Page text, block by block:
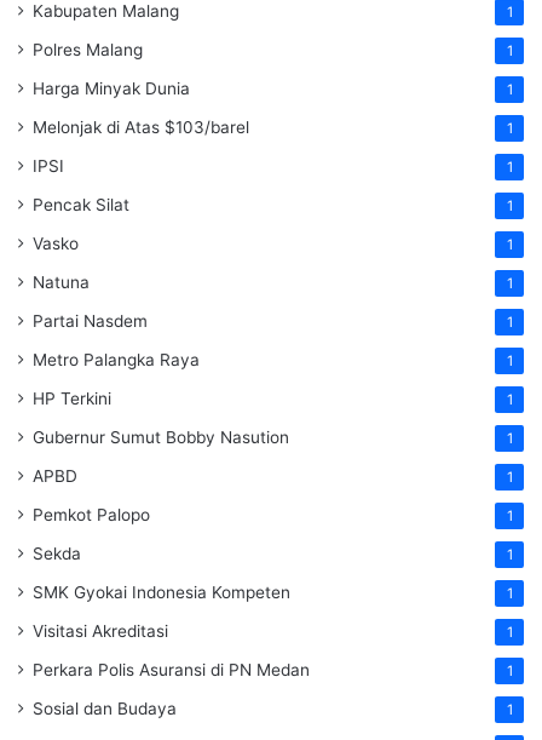
Kabupaten Malang 1
Polres Malang 1
Harga Minyak Dunia 1
Melonjak di Atas $103/barel 1
IPSI 1
Pencak Silat 1
Vasko 1
Natuna 1
Partai Nasdem 1
Metro Palangka Raya 1
HP Terkini 1
Gubernur Sumut Bobby Nasution 1
APBD 1
Pemkot Palopo 1
Sekda 1
SMK Gyokai Indonesia Kompeten 1
Visitasi Akreditasi 1
Perkara Polis Asuransi di PN Medan 1
Sosial dan Budaya 1